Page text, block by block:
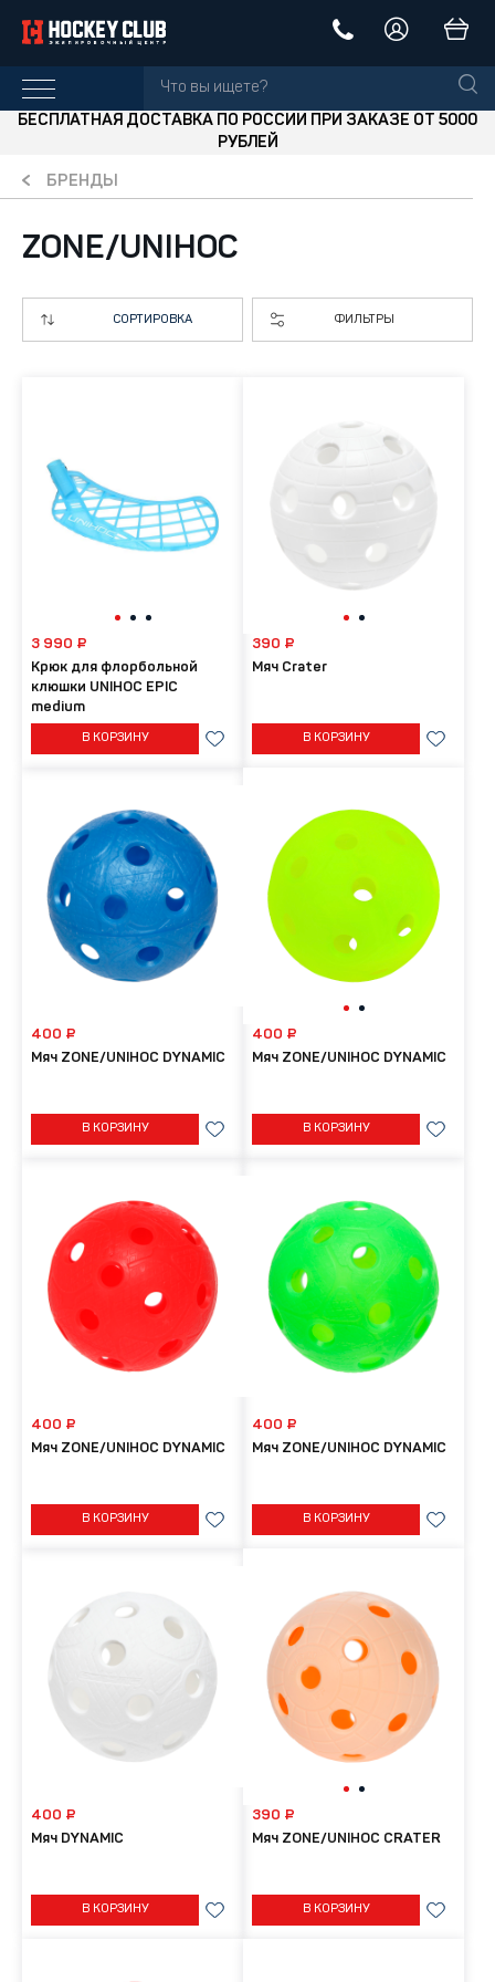
БЕСПЛАТНАЯ ДОСТАВКА ПО РОССИИ ПРИ ЗАКАЗЕ ОТ 5000
РУБЛЕЙ
БРЕНДЫ
ZONE/UNIHOC
СОРТИРОВКА ФИЛЬТРЫ
Крюк для флорбольной
клюшки UNIHOC EPIC
medium
3 990 ₽
В КОРЗИНУ
Мяч Crater
390 ₽
В КОРЗИНУ
Мяч ZONE/UNIHOC DYNAMIC
400 ₽
В КОРЗИНУ
Мяч ZONE/UNIHOC DYNAMIC
400 ₽
В КОРЗИНУ
Мяч ZONE/UNIHOC DYNAMIC
400 ₽
В КОРЗИНУ
Мяч ZONE/UNIHOC DYNAMIC
400 ₽
В КОРЗИНУ
Мяч DYNAMIC
400 ₽
В КОРЗИНУ
Мяч ZONE/UNIHOC CRATER
390 ₽
В КОРЗИНУ